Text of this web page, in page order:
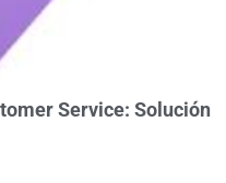
Service: Solución